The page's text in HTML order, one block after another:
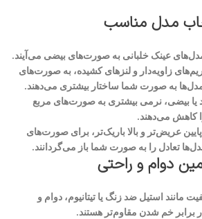
مدل مناسب
عینک خلبانی به صورت‌های بیضی می‌آیند.
زاویه‌دار و لنزهای کشیده، به صورت‌های
به صورت شما ساختار بیشتری می‌دهند.
بیضی، نرمی بیشتری به صورت‌های مربع
کاهش می‌دهند.
عریض‌تر و بالا باریک‌تر، برای صورت‌های
تعادل را به صورت شما باز می‌گردانند.
دوام و راحتی
مانند استیل ضد زنگ یا تیتانیوم، دوام و
برابر خم شدن مقاوم‌تر هستند.